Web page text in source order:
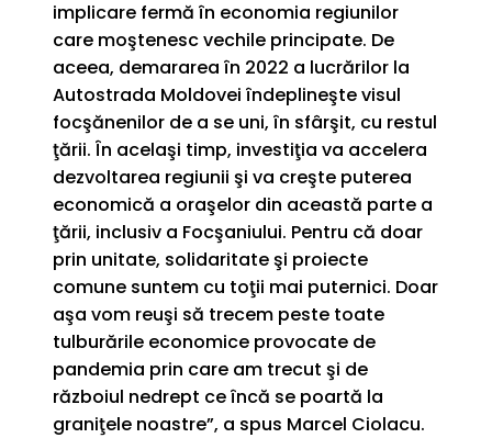
implicare fermă în economia regiunilor
care moştenesc vechile principate. De
aceea, demararea în 2022 a lucrărilor la
Autostrada Moldovei îndeplineşte visul
focşănenilor de a se uni, în sfârşit, cu restul
ţării. În acelaşi timp, investiţia va accelera
dezvoltarea regiunii şi va creşte puterea
economică a oraşelor din această parte a
ţării, inclusiv a Focşaniului. Pentru că doar
prin unitate, solidaritate şi proiecte
comune suntem cu toţii mai puternici. Doar
aşa vom reuşi să trecem peste toate
tulburările economice provocate de
pandemia prin care am trecut şi de
războiul nedrept ce încă se poartă la
graniţele noastre”, a spus Marcel Ciolacu.